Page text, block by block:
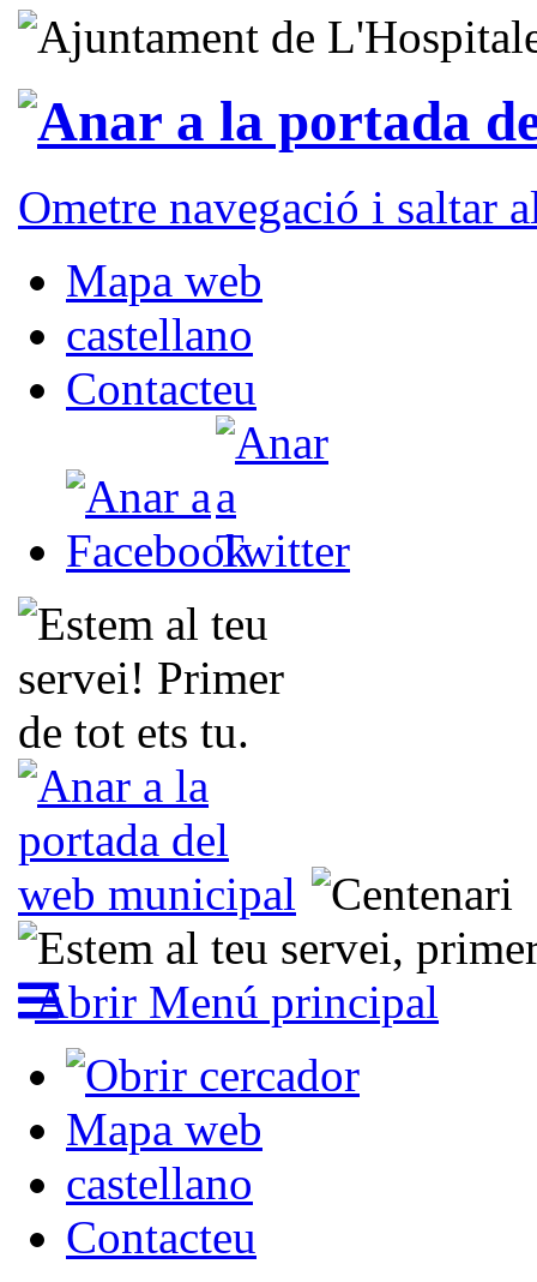
Ometre navegació i saltar
Mapa web
castellano
Contacteu
Abrir Menú principal
Mapa web
castellano
Contacteu